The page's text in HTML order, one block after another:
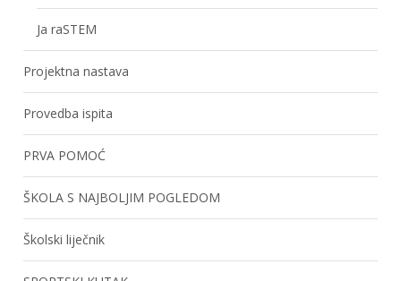
Ja raSTEM
Projektna nastava
Provedba ispita
PRVA POMOĆ
ŠKOLA S NAJBOLJIM POGLEDOM
Školski liječnik